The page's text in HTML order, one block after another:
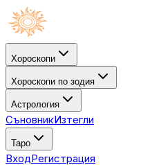
Хороскопи
Хороскопи по зодия
Астрология
СъновникИзтегли
Таро
ВходРегистрация